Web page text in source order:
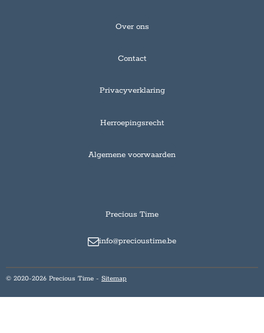
Over ons
Contact
Privacyverklaring
Herroepingsrecht
Algemene voorwaarden
Precious Time
info@precioustime.be
© 2020-2026 Precious Time - Sitemap